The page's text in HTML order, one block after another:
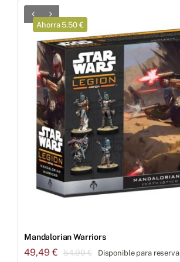
Ahorra 5.50 €
Mandalorian Warriors
54,99€El
49,49€
ElDisponible para reserva